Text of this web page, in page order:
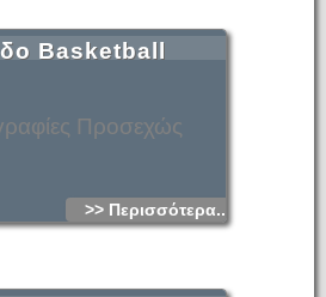
Προσεχώς
Basketball
>> Περισσότερα...